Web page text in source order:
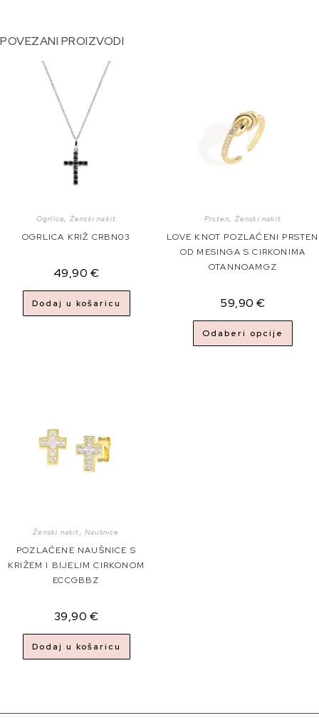
POVEZANI PROIZVODI
Ogrlica, Ženski nakit
OGRLICA KRIŽ CRBN03
49,90 €
Dodaj u košaricu
Prsten, Ženski nakit
LOVE KNOT POZLAĆENI PRSTEN
OD MESINGA S CIRKONIMA
OTANNOAMGZ
59,90€
Odaberi opcije
Ženski nakit ,Naušnice
POZLAĆENE NAUŠNICE S
KRIŽEM I BIJELIM CIRKONOM
ECCGBBZ
39,90 €
Dodaj u košaricu